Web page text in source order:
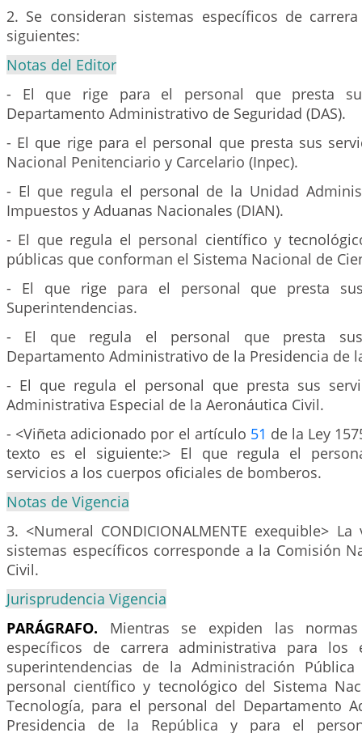
2. Se consideran sistemas específicos de
siguientes:
Notas del Editor
- El que rige para el personal que presta
Departamento Administrativo de Seguridad (DAS).
- El que rige para el personal que presta sus
Nacional Penitenciario y Carcelario (Inpec).
- El que regula el personal de la Unidad
Impuestos y Aduanas Nacionales (DIAN).
- El que regula el personal científico y
públicas que conforman el Sistema Nacional de
- El que rige para el personal que presta
Superintendencias.
- El que regula el personal que presta
Departamento Administrativo de la Presidencia de
- El que regula el personal que presta sus
Administrativa Especial de la Aeronáutica Civil.
- <Viñeta adicionado por el artículo 51 de la Ley
texto es el siguiente:> El que regula el
servicios a los cuerpos oficiales de bomberos.
Notas de Vigencia
3. <Numeral CONDICIONALMENTE exequible>
sistemas específicos corresponde a la Comisión
Civil.
Jurisprudencia Vigencia
PARÁGRAFO. Mientras se expiden las
específicos de carrera administrativa para los
superintendencias de la Administración
personal científico y tecnológico del Sistema
Tecnología, para el personal del Departamento
Presidencia de la República y para el